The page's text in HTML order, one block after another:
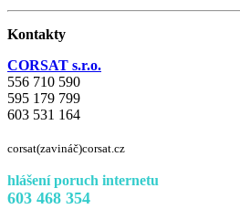
Kontakty
CORSAT s.r.o.
556 710 590
595 179 799
603 531 164
corsat(zavináč)corsat.cz
hlášení poruch internetu
603 468 354